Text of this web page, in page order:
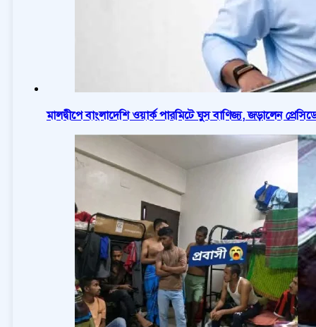
মালদ্বীপে বাংলাদেশি ওয়ার্ক পারমিটে ঘুস বাণিজ্য, জড়ালেন